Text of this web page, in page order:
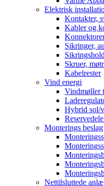
Elektrisk
Kontakter,
Kabler og
Sikringer,
Skruer,
Kabelrester
Vind energi
Vindmøller
Hybrid sol/
Monterings beslag
Nettilsluttede